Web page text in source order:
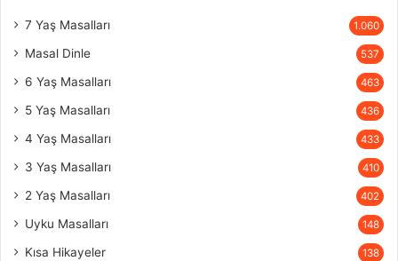
7 Yaş Masalları 1.060
Masal Dinle 537
6 Yaş Masalları 463
5 Yaş Masalları 436
4 Yaş Masalları 433
3 Yaş Masalları 410
2 Yaş Masalları 402
Uyku Masalları 148
Kısa Hikayeler 138